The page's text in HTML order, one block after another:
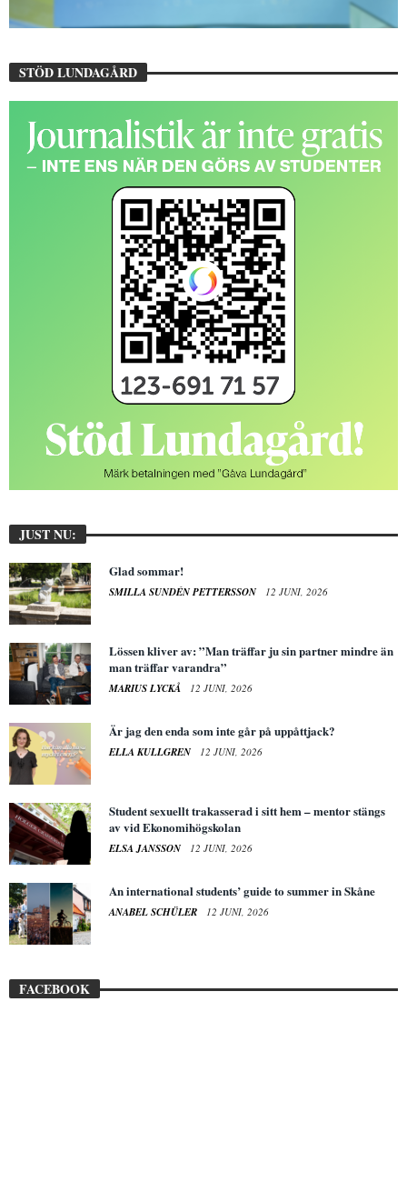
STÖD LUNDAGÅRD
JUST NU:
Glad sommar!
SMILLA SUNDÉN PETTERSSON 12 JUNI, 2026
Lössen kliver av: ”Man träffar ju sin partner mindre än
man träffar varandra”
MARIUS LYCKÅ 12 JUNI, 2026
Är jag den enda som inte går på uppåttjack?
ELLA KULLGREN 12 JUNI, 2026
Student sexuellt trakasserad i sitt hem – mentor stängs
av vid Ekonomihögskolan
ELSA JANSSON 12 JUNI, 2026
An international students’ guide to summer in Skåne
ANABEL SCHÜLER 12 JUNI, 2026
FACEBOOK